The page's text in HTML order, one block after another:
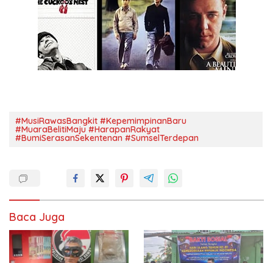
#MusiRawasBangkit #KepemimpinanBaru
#MuaraBelitiMaju #HarapanRakyat
#BumiSerasanSekentenan #SumselTerdepan
Baca Juga